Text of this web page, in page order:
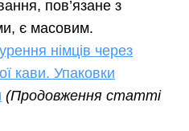
пов’язане з
є масовим.
німців через
кави. Упаковки
(Продовження статті